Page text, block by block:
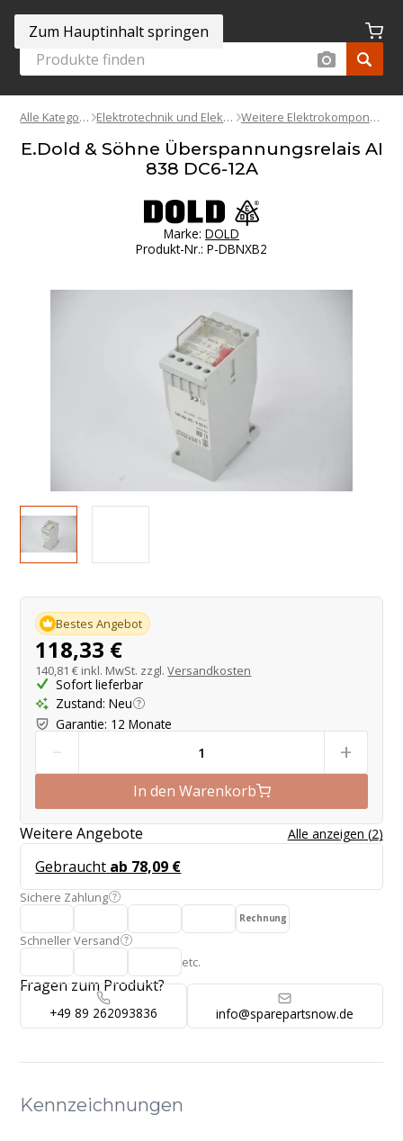
Zum Hauptinhalt springen
Alle Kategorien Elektrotechnik und Elektronik Weitere Elektrokomponenten
E.Dold & Söhne Überspannungsrelais AI
838 DC6-12A
Marke: DOLD
Produkt-Nr.: P-DBNXB2
Produktangebot
Bestes Angebot
118,33 €
140,81 € inkl. MwSt. zzgl.Versandkosten
Sofort lieferbar
Zustand: Neu
Garantie: 12 Monate
- +
In den Warenkorb
Weitere Angebote Alle anzeigen (2)
Gebraucht ab 78,09 €
Sichere Zahlung
Rechnung
Schneller Versand
etc.
Fragen zum Produkt?
+49 89 262093836 info@sparepartsnow.de
Kennzeichnungen